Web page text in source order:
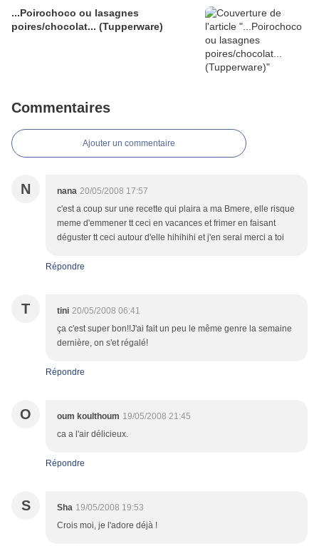
...Poirochoco ou lasagnes
poires/chocolat... (Tupperware)
Commentaires
Ajouter un commentaire
N nana 20/05/2008 17:57
c'est a coup sur une recette qui plaira a ma Bmere, elle risque
meme d'emmener tt ceci en vacances et frimer en faisant
déguster tt ceci autour d'elle hihihihi et j'en serai merci a toi
Répondre
T tini 20/05/2008 06:41
ça c'est super bon!!J'ai fait un peu le même genre la semaine
dernière, on s'et régalé!
Répondre
O oum koulthoum 19/05/2008 21:45
ca a l'air délicieux.
Répondre
S Sha 19/05/2008 19:53
Crois moi, je l'adore déjà !